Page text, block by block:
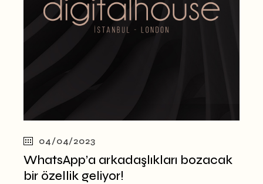
04/04/2023
WhatsApp’a arkadaşlıkları bozacak
bir özellik geliyor!